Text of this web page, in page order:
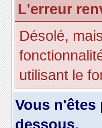
L'erreur
Désolé,
utilisant le
Vous n'êtes
dessous.